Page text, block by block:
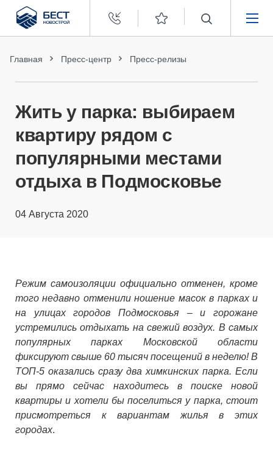
Бест
Новострой
ПОКУПАТЕЛЯМ
ЗАСТРОЙЩИКАМ
О КОМПАНИИ
Главная Пресс-центр Пресс-релизы
Жить у парка: выбираем
квартиру рядом с
популярными местами
отдыха в Подмосковье
04 Августа 2020
Режим самоизоляции официально отменен, кроме
того недавно отменили ношение масок в парках и
на улицах городов Подмосковья – и горожане
устремились отдыхать на свежий воздух. В самых
популярных парках Московской области
фиксируют свыше 60 тысяч посещений в неделю! В
ТОП-5 оказались сразу два химкинских парка. Если
вы прямо сейчас находитесь в поиске новой
квартиры и хотели бы поселиться у парка, стоит
присмотреться к вариантам жилья в этих
городах.